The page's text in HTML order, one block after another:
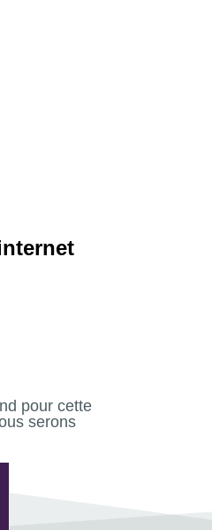
pour cette
serons